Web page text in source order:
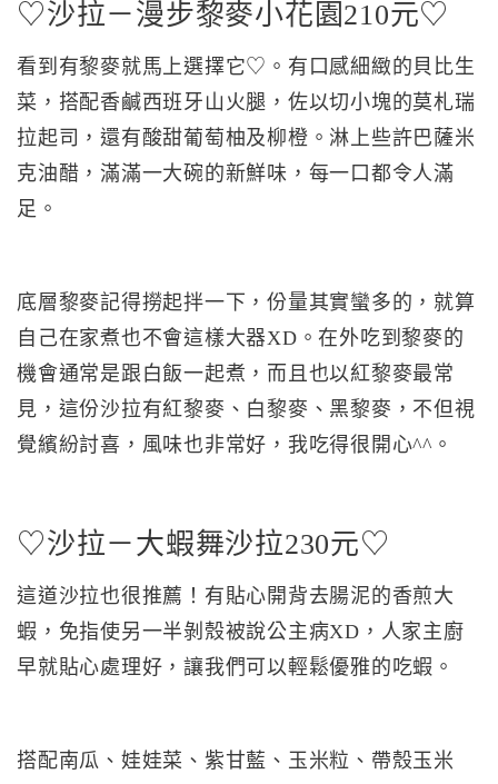
♡沙拉－漫步黎麥小花園210元♡
看到有黎麥就馬上選擇它♡。有口感細緻的貝比生
菜，搭配香鹹西班牙山火腿，佐以切小塊的莫札瑞
拉起司，還有酸甜葡萄柚及柳橙。淋上些許巴薩米
克油醋，滿滿一大碗的新鮮味，每一口都令人滿
足。
底層黎麥記得撈起拌一下，份量其實蠻多的，就算
自己在家煮也不會這樣大器XD。在外吃到黎麥的
機會通常是跟白飯一起煮，而且也以紅黎麥最常
見，這份沙拉有紅黎麥、白黎麥、黑黎麥，不但視
覺繽紛討喜，風味也非常好，我吃得很開心^^。
♡沙拉－大蝦舞沙拉230元♡
這道沙拉也很推薦！有貼心開背去腸泥的香煎大
蝦，免指使另一半剝殼被說公主病XD，人家主廚
早就貼心處理好，讓我們可以輕鬆優雅的吃蝦。
搭配南瓜、娃娃菜、紫甘藍、玉米粒、帶殼玉米